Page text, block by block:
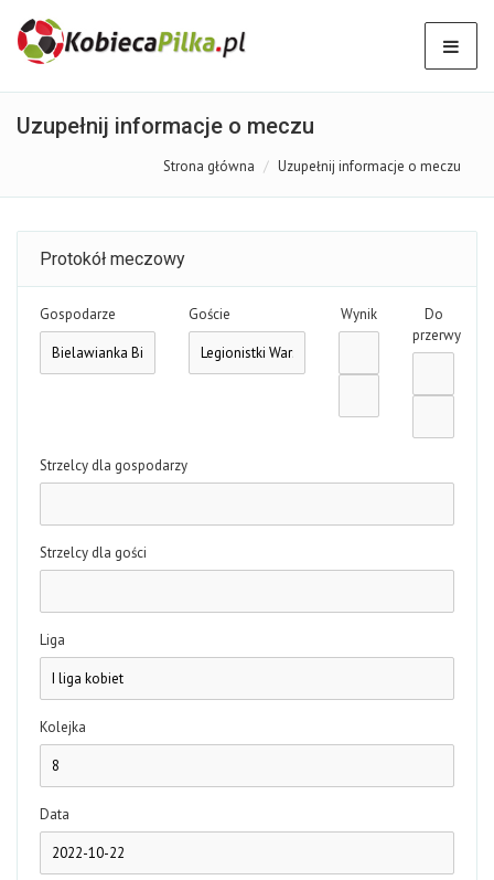
Uzupełnij informacje o meczu
Strona główna Uzupełnij informacje o meczu
Protokół meczowy
Gospodarze Goście Wynik
Do
przerwy
Strzelcy dla gospodarzy
Strzelcy dla gości
Liga
Kolejka
Data